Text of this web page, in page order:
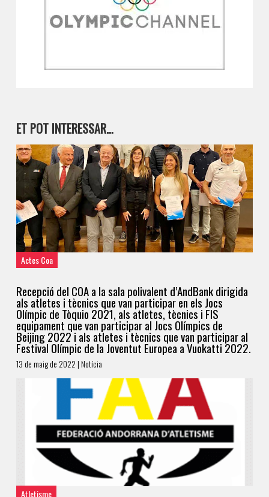
ET POT INTERESSAR…
Actes Coa
Recepció del COA a la sala polivalent d’AndBank dirigida
als atletes i tècnics que van participar en els Jocs
Olímpic de Tòquio 2021, als atletes, tècnics i FIS
equipament que van participar al Jocs Olímpics de
Beijing 2022 i als atletes i tècnics que van participar al
Festival Olímpic de la Joventut Europea a Vuokatti 2022.
13 de maig de 2022 | Notícia
Atletisme